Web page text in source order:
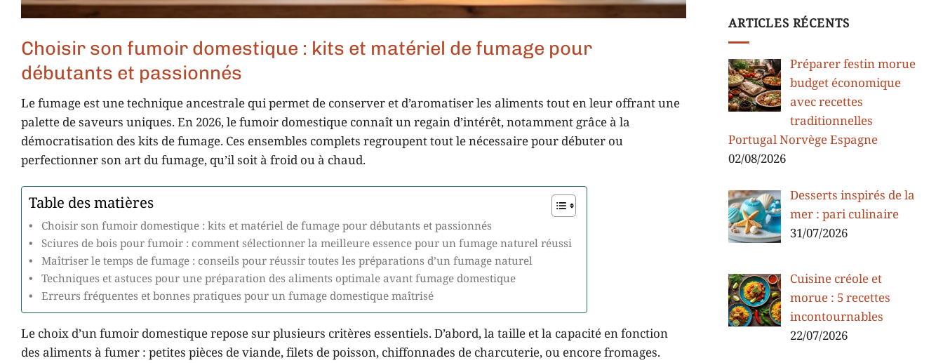
Choisir son fumoir domestique : kits et matériel de fumage pour
débutants et passionnés
Le fumage est une technique ancestrale qui permet de conserver et d’aromatiser les aliments tout en leur offrant une
palette de saveurs uniques. En 2026, le fumoir domestique connaît un regain d’intérêt, notamment grâce à la
démocratisation des kits de fumage. Ces ensembles complets regroupent tout le nécessaire pour débuter ou
perfectionner son art du fumage, qu’il soit à froid ou à chaud.
Table des matières
Choisir son fumoir domestique : kits et matériel de fumage pour débutants et passionnés
Sciures de bois pour fumoir : comment sélectionner la meilleure essence pour un fumage naturel réussi
Maîtriser le temps de fumage : conseils pour réussir toutes les préparations d’un fumage naturel
Techniques et astuces pour une préparation des aliments optimale avant fumage domestique
Erreurs fréquentes et bonnes pratiques pour un fumage domestique maîtrisé
Le choix d’un fumoir domestique repose sur plusieurs critères essentiels. D’abord, la taille et la capacité en fonction
des aliments à fumer : petites pièces de viande, filets de poisson, chiffonnades de charcuterie, ou encore fromages.
ARTICLES RÉCENTS
Préparer festin morue
budget économique
avec recettes
traditionnelles
Portugal Norvège Espagne
02/08/2026
Desserts inspirés de la
mer : pari culinaire
31/07/2026
Cuisine créole et
morue : 5 recettes
incontournables
22/07/2026